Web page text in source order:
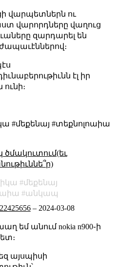
վարպետներն ու
վարորդները վաղուց
զարդարել են
ժապաւէններով։
էլ իր
ունի։
#մեքենայ #տեքնոլոաիա
ծմակուտում(եւ
մեքենայ
անկապ
– 2024-03-08
եմ անում nokia n900֊ի
այսպիսի